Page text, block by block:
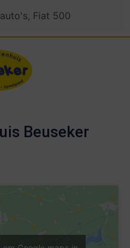
, Fiat 500
Beuseker